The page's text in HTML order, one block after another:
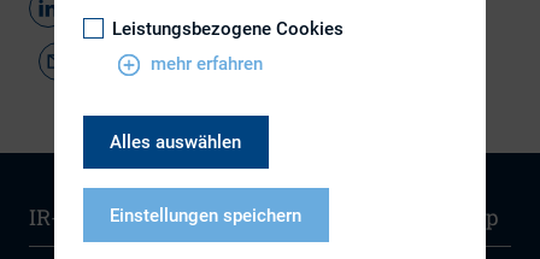
IR-Wissen Kontakt Newsletter Sitemap
Leistungsbezogene Cookies
mehr erfahren
Alles auswählen
Einstellungen speichern